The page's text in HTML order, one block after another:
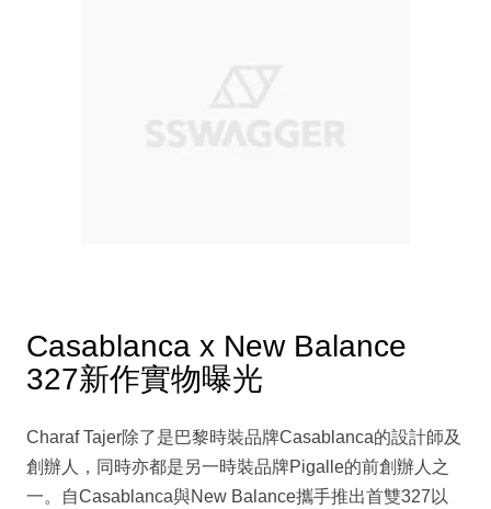
Casablanca x New Balance
327新作實物曝光
Charaf Tajer除了是巴黎時裝品牌Casablanca的設計師及
創辦人，同時亦都是另一時裝品牌Pigalle的前創辦人之
一。自Casablanca與New Balance攜手推出首雙327以